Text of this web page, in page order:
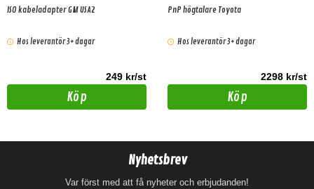
ISO kabeladapter GM USA2
Hos leverantör 3+ dagar
249 kr/st
Köp
PnP högtalare Toyota
Hos leverantör 3+ dagar
2298 kr/st
Köp
Nyhetsbrev
Var först med att få nyheter och erbjudanden!